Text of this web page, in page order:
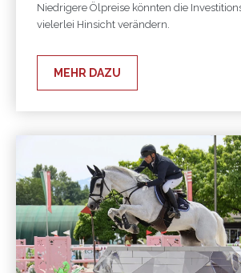
Niedrigere Ölpreise könnten die
vielerlei Hinsicht verändern.
MEHR DAZU